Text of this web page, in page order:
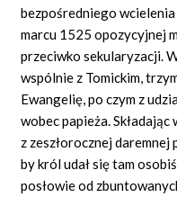
bezpośredniego
marcu 1525 opozycyjnej
przeciwko sekularyzacji.
wspólnie z Tomickim,
Ewangelię, po czym z
wobec papieża.
z zeszłorocznej daremnej
by król udał się tam
posłowie od